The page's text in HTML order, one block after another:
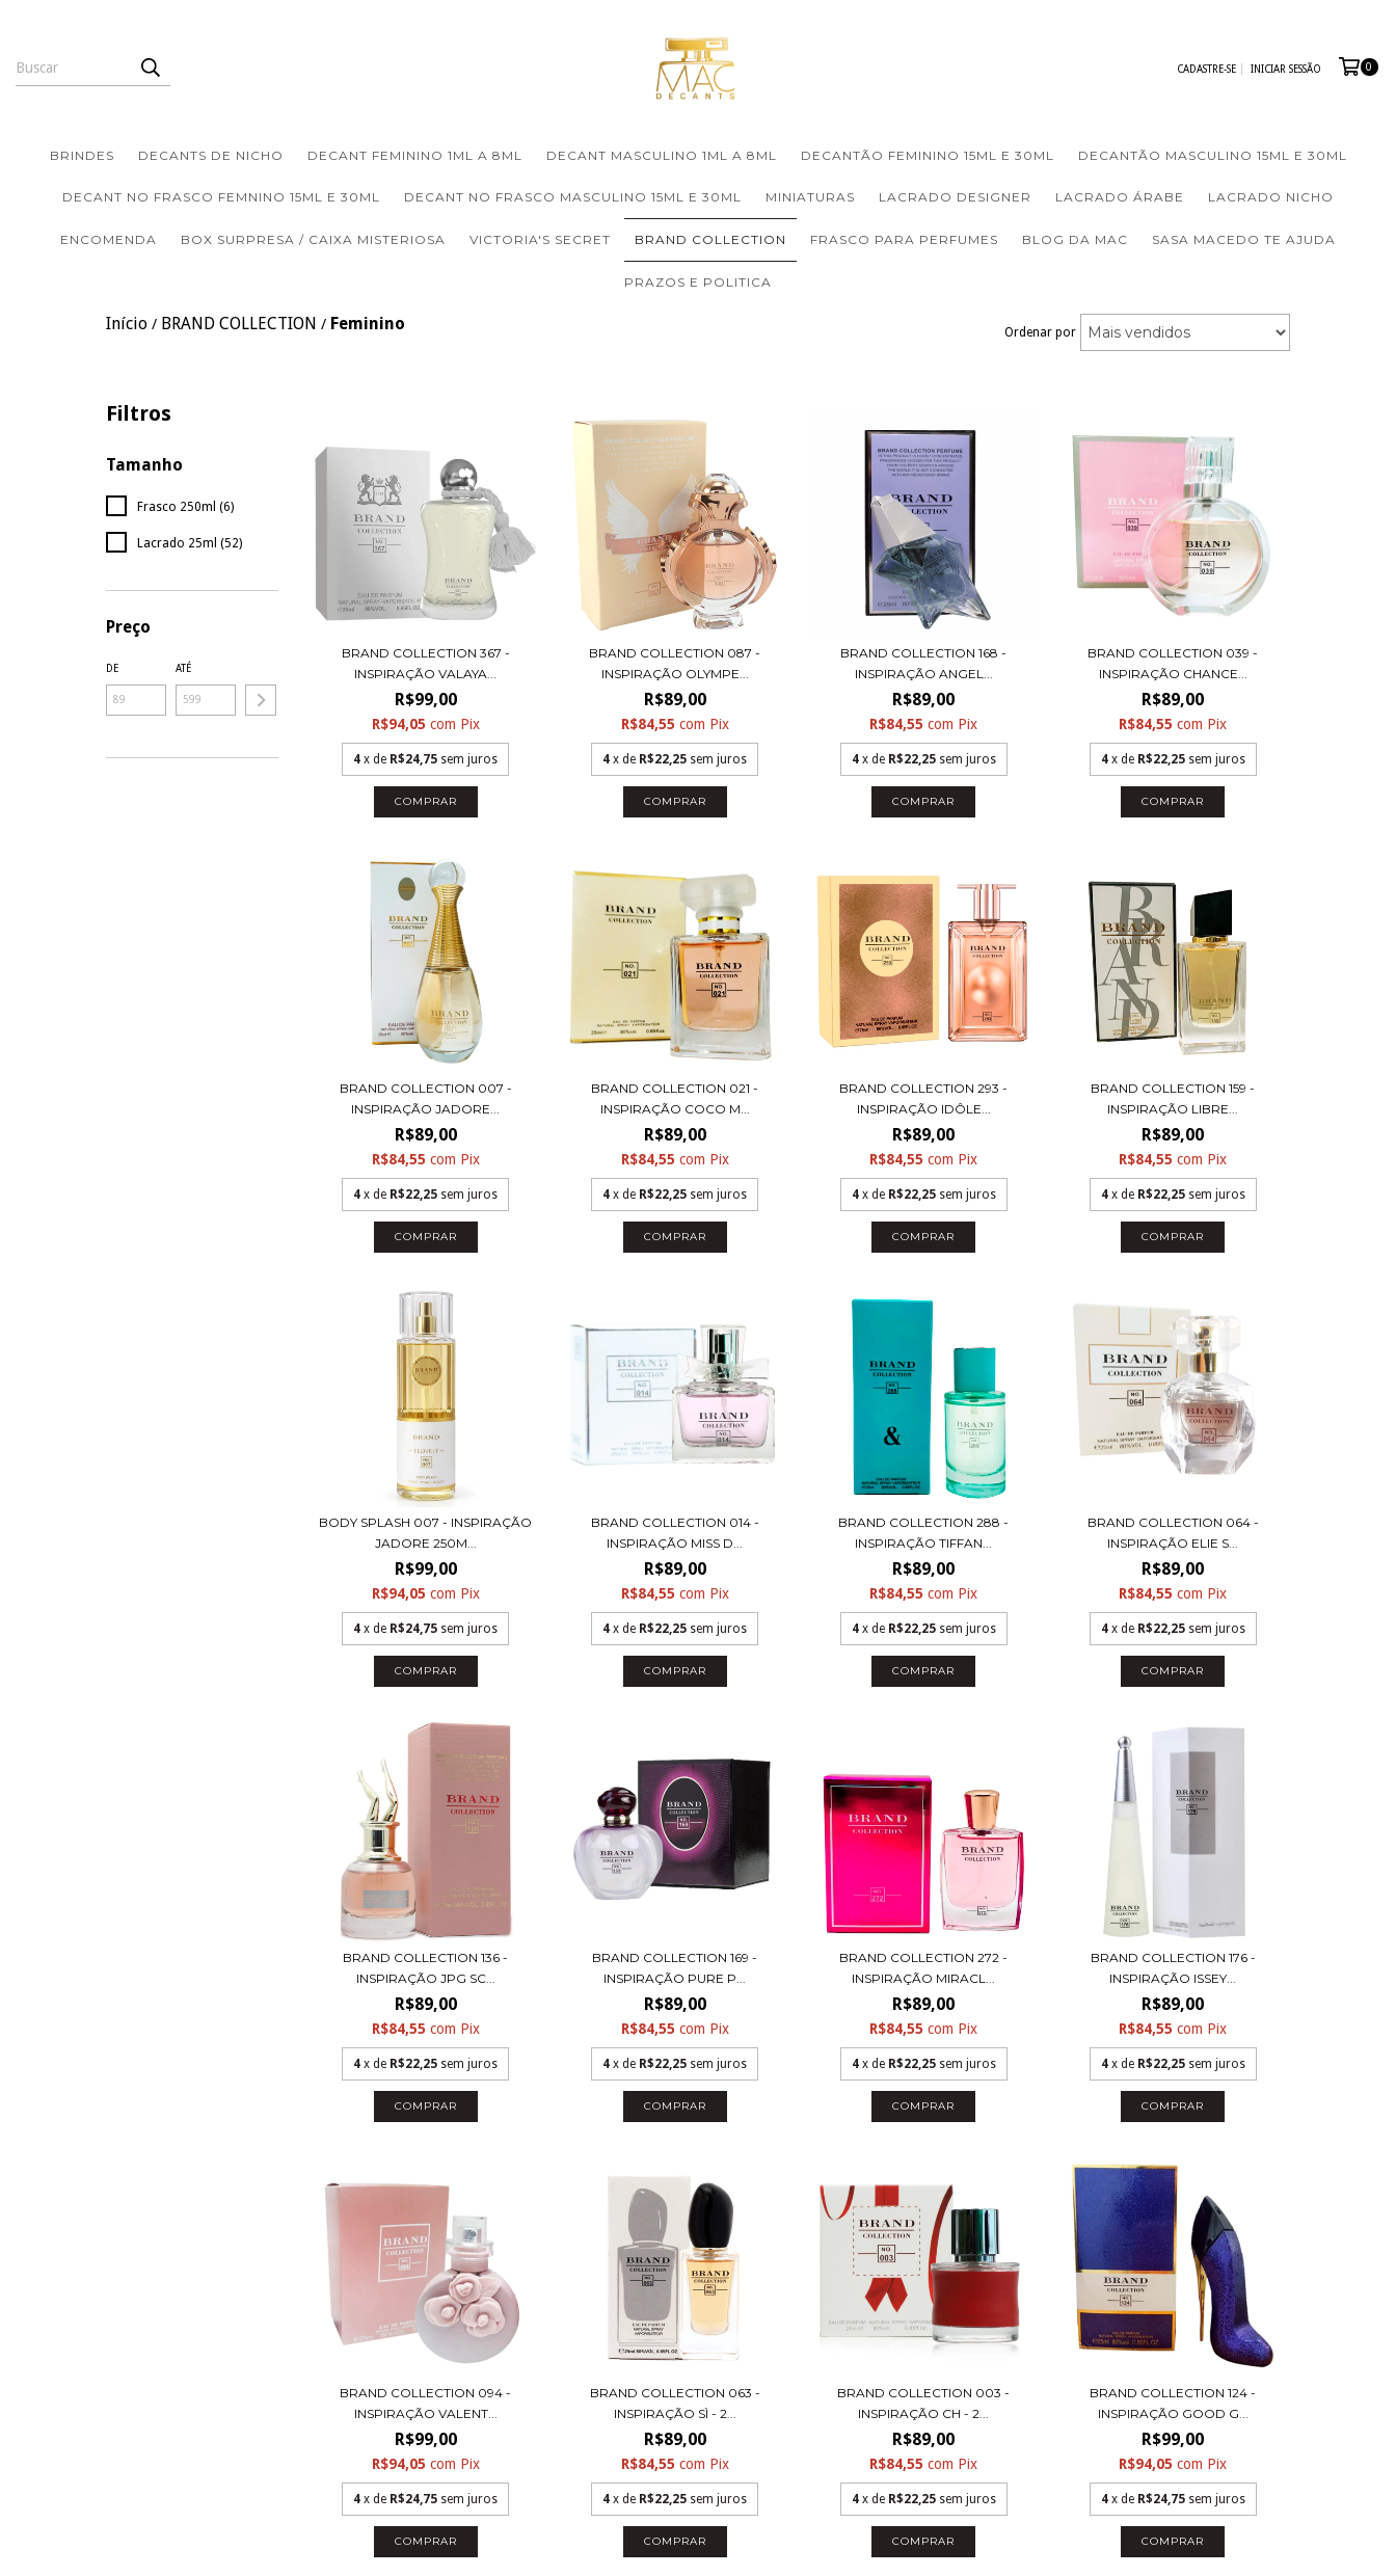
CADASTRE-SE INICIAR SESSÃO 0
BRINDES DECANTS DE NICHO DECANT FEMININO 1ML A 8ML DECANT MASCULINO 1ML A 8ML DECANTÃO FEMININO 15ML E 30ML DECANTÃO MASCULINO 15ML E 30ML
DECANT NO FRASCO FEMNINO 15ML E 30ML DECANT NO FRASCO MASCULINO 15ML E 30ML MINIATURAS LACRADO DESIGNER LACRADO ÁRABE LACRADO NICHO
ENCOMENDA BOX SURPRESA / CAIXA MISTERIOSA VICTORIA'S SECRET BRAND COLLECTION FRASCO PARA PERFUMES BLOG DA MAC SASA MACEDO TE AJUDA
PRAZOS E POLITICA
Início / BRAND COLLECTION / Feminino Ordenar por
Filtros
Tamanho
Frasco 250ml (6)
Lacrado 25ml (52)
Preço
DE ATÉ
BRAND COLLECTION 367 -
INSPIRAÇÃO VALAYA...
R$99,00
R$94,05 com Pix
4 x de R$24,75 sem juros
COMPRAR
BRAND COLLECTION 087 -
INSPIRAÇÃO OLYMPE...
R$89,00
R$84,55 com Pix
4 x de R$22,25 sem juros
COMPRAR
BRAND COLLECTION 168 -
INSPIRAÇÃO ANGEL...
R$89,00
R$84,55com Pix
4 x de R$22,25 sem juros
COMPRAR
BRAND COLLECTION 039 -
INSPIRAÇÃO CHANCE...
R$89,00
R$84,55com Pix
4 x de R$22,25 sem juros
COMPRAR
BRAND COLLECTION 007 -
INSPIRAÇÃO JADORE...
R$89,00
R$84,55 com Pix
4 x de R$22,25 sem juros
COMPRAR
BRAND COLLECTION 021 -
INSPIRAÇÃO COCO M...
R$89,00
R$84,55 com Pix
4 x de R$22,25 sem juros
COMPRAR
BRAND COLLECTION 293 -
INSPIRAÇÃO IDÔLE...
R$89,00
R$84,55com Pix
4 x de R$22,25 sem juros
COMPRAR
BRAND COLLECTION 159 -
INSPIRAÇÃO LIBRE...
R$89,00
R$84,55com Pix
4 x de R$22,25 sem juros
COMPRAR
BODY SPLASH 007 - INSPIRAÇÃO
JADORE 250M...
R$99,00
R$94,05 com Pix
4 x de R$24,75 sem juros
COMPRAR
BRAND COLLECTION 014 -
INSPIRAÇÃO MISS D...
R$89,00
R$84,55 com Pix
4 x de R$22,25 sem juros
COMPRAR
BRAND COLLECTION 288 -
INSPIRAÇÃO TIFFAN...
R$89,00
R$84,55com Pix
4 x de R$22,25 sem juros
COMPRAR
BRAND COLLECTION 064 -
INSPIRAÇÃO ELIE S...
R$89,00
R$84,55com Pix
4 x de R$22,25 sem juros
COMPRAR
BRAND COLLECTION 136 -
INSPIRAÇÃO JPG SC...
R$89,00
R$84,55 com Pix
4 x de R$22,25 sem juros
COMPRAR
BRAND COLLECTION 169 -
INSPIRAÇÃO PURE P...
R$89,00
R$84,55 com Pix
4 x de R$22,25 sem juros
COMPRAR
BRAND COLLECTION 272 -
INSPIRAÇÃO MIRACL...
R$89,00
R$84,55com Pix
4 x de R$22,25 sem juros
COMPRAR
BRAND COLLECTION 176 -
INSPIRAÇÃO ISSEY...
R$89,00
R$84,55com Pix
4 x de R$22,25 sem juros
COMPRAR
BRAND COLLECTION 094 -
INSPIRAÇÃO VALENT...
R$99,00
R$94,05 com Pix
4 x de R$24,75 sem juros
COMPRAR
BRAND COLLECTION 063 -
INSPIRAÇÃO SÌ - 2...
R$89,00
R$84,55 com Pix
4 x de R$22,25 sem juros
COMPRAR
BRAND COLLECTION 003 -
INSPIRAÇÃO CH - 2...
R$89,00
R$84,55com Pix
4 x de R$22,25 sem juros
COMPRAR
BRAND COLLECTION 124 -
INSPIRAÇÃO GOOD G...
R$99,00
R$94,05com Pix
4 x de R$24,75 sem juros
COMPRAR